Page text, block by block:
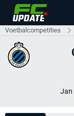
Voetbalcompetities
Jan